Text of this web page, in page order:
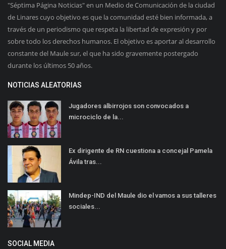
"Séptima Página Noticias" en un Medio de Comunicación de la ciudad
de Linares cuyo objetivo es que la comunidad esté bien informada, a
través de un periodismo que respeta la libertad de expresión y por
sobre todo los derechos humanos. El objetivo es aportar al desarrollo
constante del Maule sur, el que ha sido gravemente postergado
durante los últimos 50 años.
NOTICIAS ALEATORIAS
Jugadores albirrojos son convocados a
microciclo de la...
Ex dirigente de RN cuestiona a concejal Pamela
Ávila tras...
Mindep-IND del Maule dio el vamos a sus talleres
sociales...
SOCIAL MEDIA